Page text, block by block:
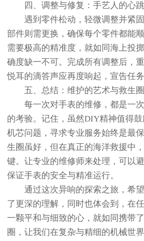
四、调整与修复：手艺人的心跳
遇到零件松动，轻微调整并紧固
部件则需更换，确保每个零件都能
需要极高的精准度，就如同海上投
确度缺一不可。完成所有调整后，
悦耳的滴答声应再度响起，宣告任务
五、总结：维护的艺术与救生
每一次对手表的维修，都是一次
的考验。记住，虽然DIY精神值得
机芯问题，寻求专业服务始终是最
生圈虽好，但在真正的海洋救援中
键。让专业的维修师来处理，可以
保证手表的安全与精准运行。
通过这次异响的探索之旅，希望
了更深的理解，同时也体会到，在
一颗平和与细致的心，就如同携带
圈，让我们在复杂与精细的机械世界